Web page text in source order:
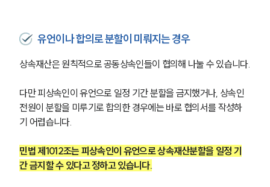
유언이나 합의로 분할이 미뤄지는 경우
상속재산은 원칙적으로 공동상속인들이 협의해 나눌 수 있습니다.
다만 피상속인이 유언으로 일정 기간 분할을 금지했거나, 상속인
전원이 분할을 미루기로 합의한 경우에는 바로 협의서를 작성하
기 어렵습니다.
민법 제1012조는 피상속인이 유언으로 상속재산분할을 일정 기
간 금지할 수 있다고 정하고 있습니다.